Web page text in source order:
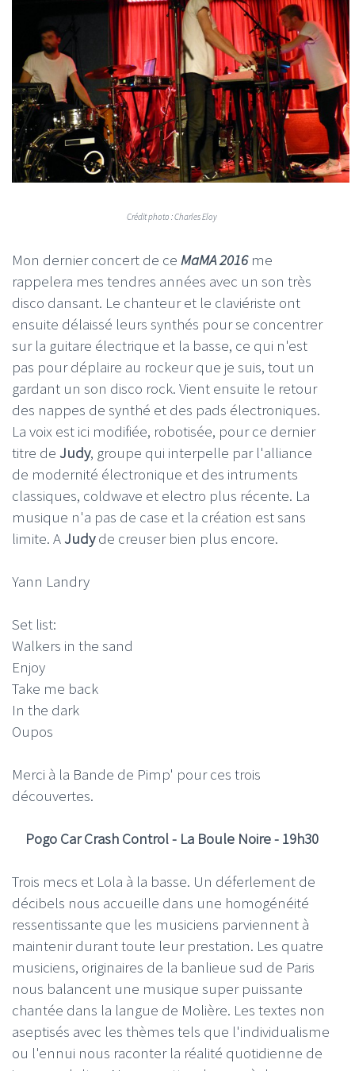
Crédit photo : Charles Eloy
Mon dernier concert de ce MaMA 2016me
rappelera mes tendres années avec un son très
disco dansant. Le chanteur et le claviériste ont
ensuite délaissé leurs synthés pour se concentrer
sur la guitare électrique et la basse, ce qui n'est
pas pour déplaire au rockeur que je suis, tout un
gardant un son disco rock. Vient ensuite le retour
des nappes de synthé et des pads électroniques.
La voix est ici modifiée, robotisée, pour ce dernier
titre de Judy, groupe qui interpelle par l'alliance
de modernité électronique et des intruments
classiques, coldwave et electro plus récente. La
musique n'a pas de case et la création est sans
limite. AJudyde creuser bien plus encore.
Yann Landry
Set list:
Walkers in the sand
Enjoy
Take me back
In the dark
Oupos
Merci à la Bande de Pimp' pour ces trois
découvertes.
Pogo Car Crash Control - La Boule Noire - 19h30
Trois mecs et Lola à la basse. Un déferlement de
décibels nous accueille dans une homogénéité
ressentissante que les musiciens parviennent à
maintenir durant toute leur prestation. Les quatre
musiciens, originaires de la banlieue sud de Paris
nous balancent une musique super puissante
chantée dans la langue de Molière. Les textes non
aseptisés avec les thèmes tels que l'individualisme
ou l'ennui nous raconter la réalité quotidienne de